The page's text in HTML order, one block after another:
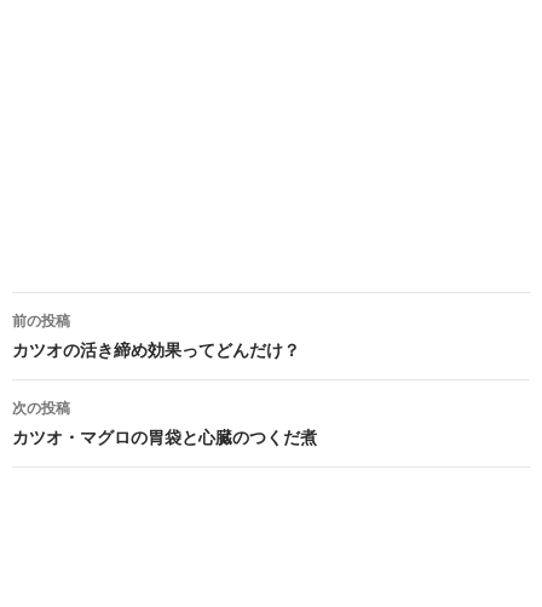
投
稿
ナ
ビ
ゲ
前の投稿
カツオの活き締め効果ってどんだけ？
次の投稿
カツオ・マグロの胃袋と心臓のつくだ煮